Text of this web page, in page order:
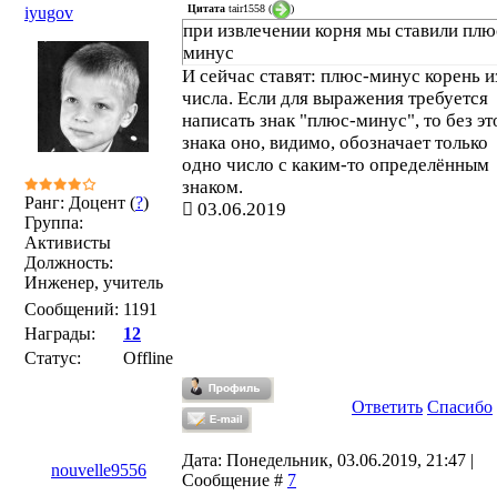
iyugov
Ранг: Доцент (?)
Группа:
Активисты
Должность:
Инженер, учитель
Сообщений: 1191
Награды:
12
Статус:
Offline
Цитата tair1558 ( )
при извлечении корня мы ставили
минус
И сейчас ставят: плюс-минус корень
числа. Если для выражения требуется
написать знак "плюс-минус", то без
знака оно, видимо, обозначает только
одно число с каким-то определённым
знаком.
03.06.2019
Ответить Спасибо
nouvelle9556
Дата: Понедельник, 03.06.2019, 21:47 |
Сообщение # 7